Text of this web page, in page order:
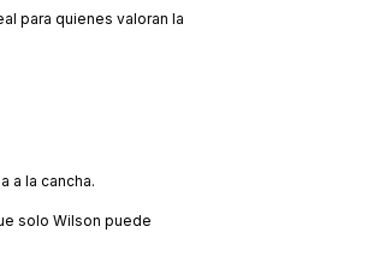
para quienes valoran la
a la cancha.
solo Wilson puede